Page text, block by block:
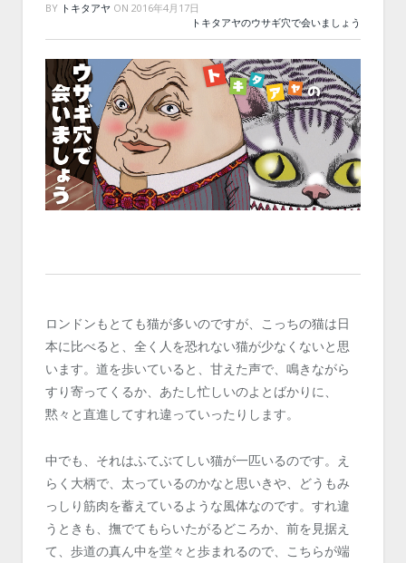
BY トキタアヤ ON 2016年4月17日
トキタアヤのウサギ穴で会いましょう
ロンドンもとても猫が多いのですが、こっちの猫は日
本に比べると、全く人を恐れない猫が少なくないと思
います。道を歩いていると、甘えた声で、鳴きながら
すり寄ってくるか、あたし忙しいのよとばかりに、
黙々と直進してすれ違っていったりします。
中でも、それはふてぶてしい猫が一匹いるのです。え
らく大柄で、太っているのかなと思いきや、どうもみ
っしり筋肉を蓄えているような風体なのです。すれ違
うときも、撫でてもらいたがるどころか、前を見据え
て、歩道の真ん中を堂々と歩まれるので、こちらが端